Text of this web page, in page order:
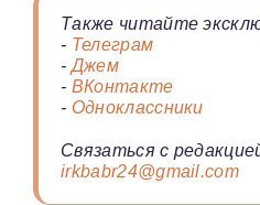
Также читайте
- Телеграм
-Джем
- ВКонтакте
- Одноклассники
Связаться с
irkbabr24@gmail.com